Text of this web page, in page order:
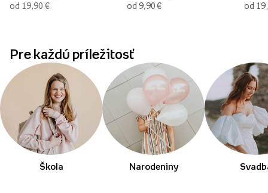
od 19,90 €
od 9,90 €
od
Pre každú príležitosť
Škola Narodeniny